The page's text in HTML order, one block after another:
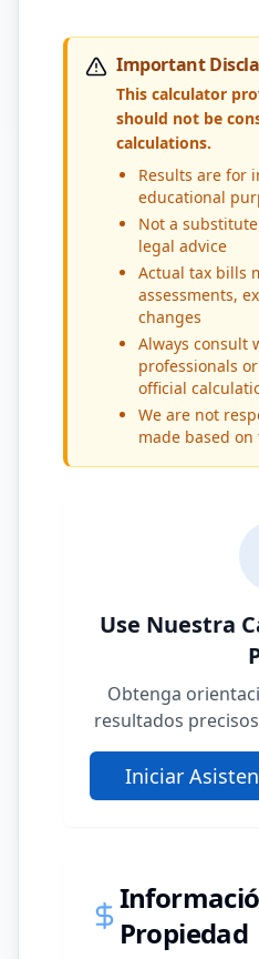
Important
This calculator
should not be
calculations.
Results are for
educational
Not a
legal advice
Actual tax bills
assessments,
changes
Always consult
professionals
official
We are not
made based
Use Nuestra
Obtenga
resultados
Iniciar
Propiedad